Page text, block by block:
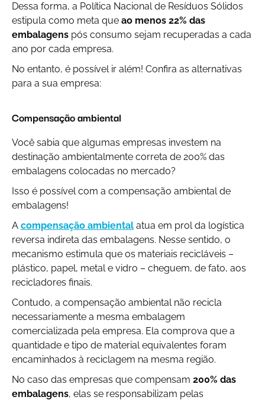
Dessa forma, a Política Nacional de Resíduos Sólidos
estipula como meta que ao menos 22% das
embalagens pós consumo sejam recuperadas a cada
ano por cada empresa.
No entanto, é possível ir além! Confira as alternativas
para a sua empresa:
Compensação ambiental
Você sabia que algumas empresas investem na
destinação ambientalmente correta de 200% das
embalagens colocadas no mercado?
Isso é possível com a compensação ambiental de
embalagens!
A compensação ambiental atua em prol da logística
reversa indireta das embalagens. Nesse sentido, o
mecanismo estimula que os materiais recicláveis –
plástico, papel, metal e vidro – cheguem, de fato, aos
recicladores finais.
Contudo, a compensação ambiental não recicla
necessariamente a mesma embalagem
comercializada pela empresa. Ela comprova que a
quantidade e tipo de material equivalentes foram
encaminhados à reciclagem na mesma região.
No caso das empresas que compensam 200% das
embalagens, elas se responsabilizam pelas